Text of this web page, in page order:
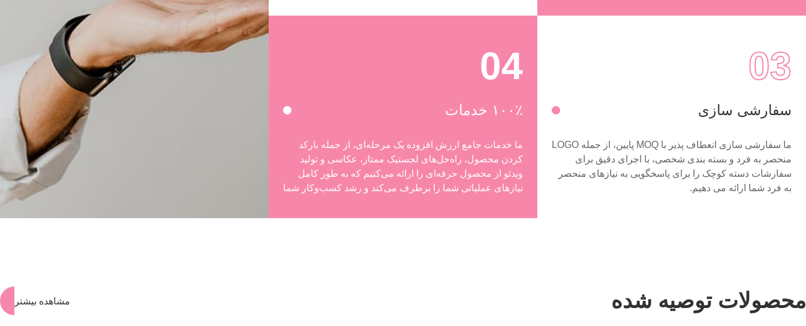
03
سفارشی سازی
ما سفارشی سازی انعطاف پذیر با MOQ پایین، از جمله LOGO
منحصر به فرد و بسته بندی شخصی، با اجرای دقیق برای
سفارشات دسته کوچک را برای پاسخگویی به نیازهای منحصر
به فرد شما ارائه می دهیم.
04
۱۰۰٪ خدمات
ما خدمات جامع ارزش افزوده یک مرحله‌ای، از جمله بارکد
کردن محصول، راه‌حل‌های لجستیک ممتاز، عکاسی و تولید
ویدئو از محصول حرفه‌ای را ارائه می‌کنیم که به طور کامل
نیازهای عملیاتی شما را برطرف می‌کند و رشد کسب‌وکار شما
محصولات توصیه شده مشاهده بیشتر